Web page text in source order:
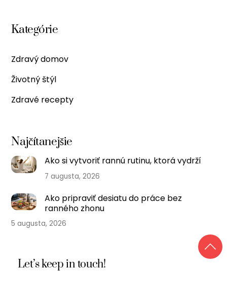
Kategórie
Zdravý domov
Životný štýl
Zdravé recepty
Najčítanejšie
Ako si vytvoriť rannú rutinu, ktorá vydrží
7 augusta, 2026
Ako pripraviť desiatu do práce bez
ranného zhonu
5 augusta, 2026
Let’s keep in touch!